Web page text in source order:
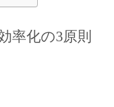
率化の3原則